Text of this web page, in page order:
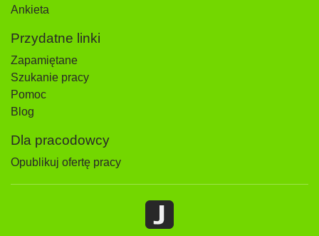
Ankieta
Przydatne linki
Zapamiętane
Szukanie pracy
Pomoc
Blog
Dla pracodowcy
Opublikuj ofertę pracy